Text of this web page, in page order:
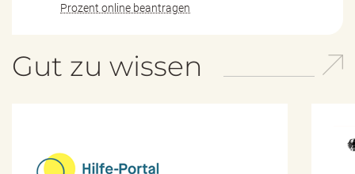
Prozent online beantragen
Gut zu wissen